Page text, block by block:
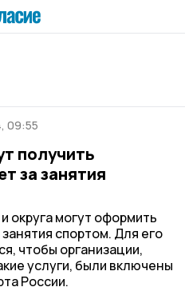
09:55
получить
за занятия
округа могут оформить
спортом. Для его
чтобы организации,
услуги, были включены
России.